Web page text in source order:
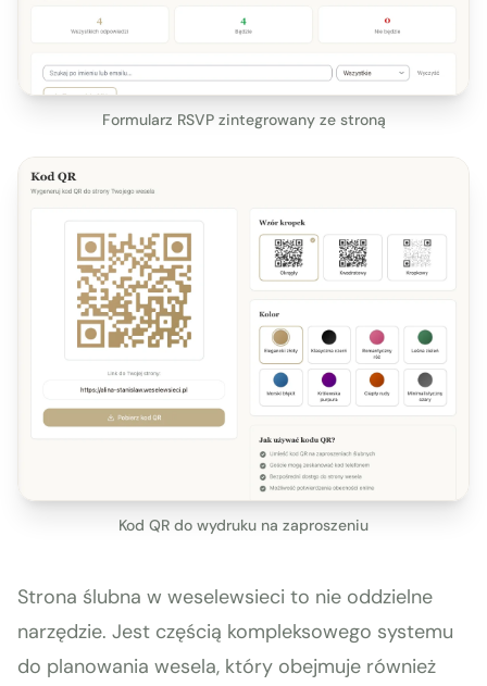
Formularz RSVP zintegrowany ze stroną
Kod QR do wydruku na zaproszeniu
Strona ślubna w weselewsieci to nie oddzielne
narzędzie. Jest częścią kompleksowego systemu
do planowania wesela, który obejmuje również